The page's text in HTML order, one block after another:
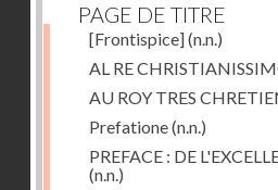
PAGE DE TITRE
[Frontispice](n.n.)
AL RE
AU ROY TRES
Prefatione(n.n.)
PREFACE : DE
(n.n.)